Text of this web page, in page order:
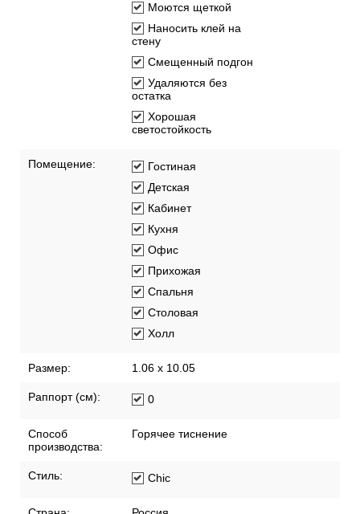
Моются щеткой
Наносить клей на
стену
Смещенный подгон
Удаляются без
остатка
Хорошая
светостойкость
Помещение:
Гостиная
Детская
Кабинет
Кухня
Офис
Прихожая
Спальня
Столовая
Холл
Размер: 1.06 x 10.05
Раппорт (см): 0
Способ
производства:
Горячее тиснение
Стиль: Chic